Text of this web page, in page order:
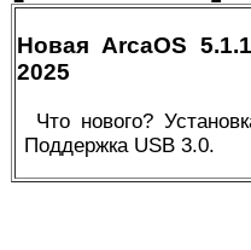
Новая ArcaOS
2025
Что нового?
Поддержка USB 3.0.